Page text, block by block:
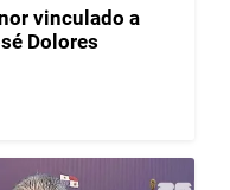
vinculado a
Dolores